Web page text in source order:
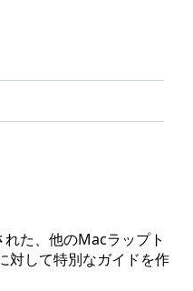
た、他のMacラップト
対して特別なガイドを作